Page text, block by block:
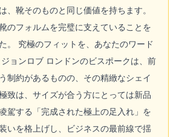
、靴そのものと同じ価値を持ちます。
のフォルムを完璧に支えていることを
。 究極のフィットを、あなたのワード
ョンロブ ロンドンのビスポークは、前
制約があるものの、その精緻なシェイ
致は、サイズが合う方にとっては新品
駕する「完成された極上の足入れ」を
いを格上げし、ビジネスの最前線で揺